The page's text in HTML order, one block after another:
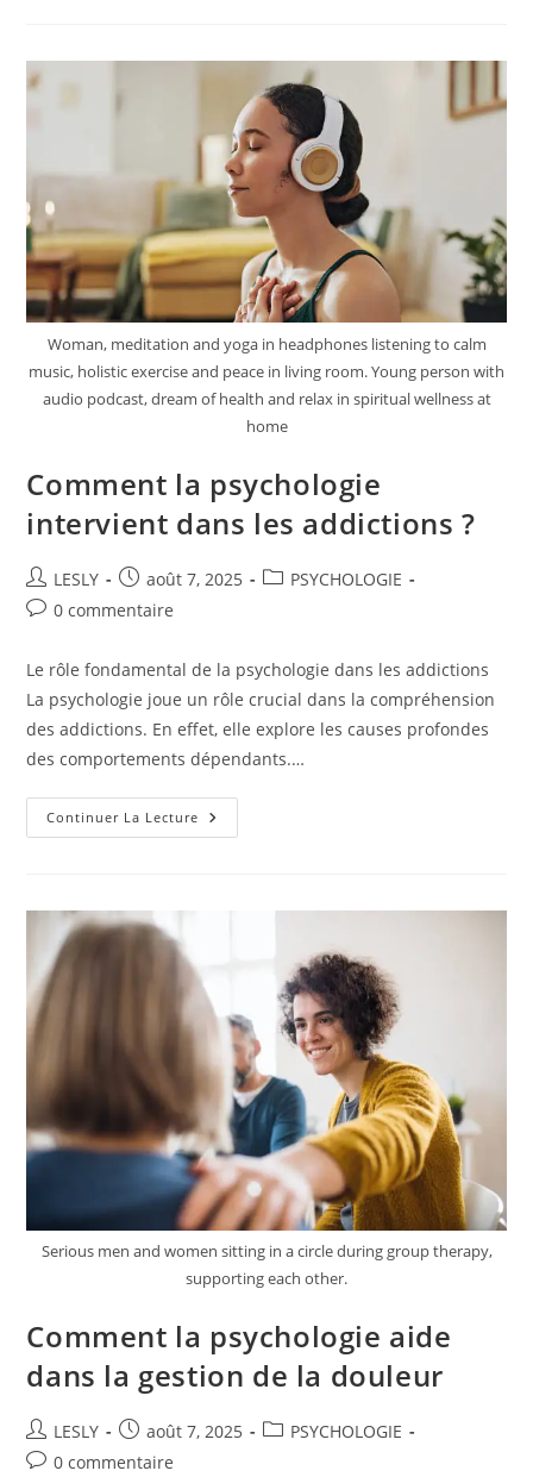
Thérapie
Cognitive
Psychologie
?
Woman, meditation and yoga in headphones listening to calm
music, holistic exercise and peace in living room. Young person with
audio podcast, dream of health and relax in spiritual wellness at
home
Comment la psychologie
intervient dans les addictions ?
Auteur/autrice
de
LESLY
Publication
publiée :
août 7, 2025
PostPSYCHOLOGIE
Commentaires
publication :
0 commentaire
Le rôle fondamental de la psychologie dans les addictions
La psychologie joue un rôle crucial dans la compréhension
des addictions. En effet, elle explore les causes profondes
des comportements dépendants.…
Continuer La Lecture Comment
La
Addictions
Serious men and women sitting in a circle during group therapy,
supporting each other.
Comment la psychologie aide
dans la gestion de la douleur
Auteur/autrice
de
LESLY
Publication
publiée :
août 7, 2025
PostPSYCHOLOGIE
Commentaires
0 commentaire